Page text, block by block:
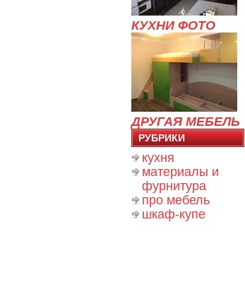
КУХНИ ФОТО
ДРУГАЯ МЕБЕЛЬ
РУБРИКИ
кухня
материалы и
фурнитура
про мебель
шкаф-купе